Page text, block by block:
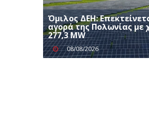
Όμιλος ΔΕΗ:
αγορά της Πολωνίας με
277,3 MW
08/08/2026